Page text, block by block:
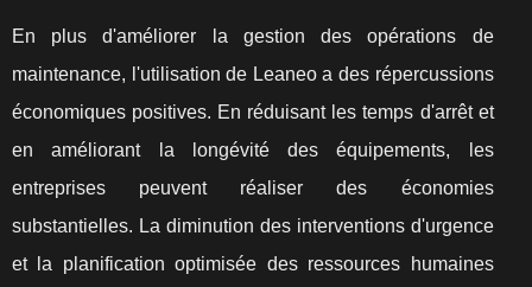
En plus d'améliorer la gestion des opérations de
maintenance, l'utilisation de Leaneo a des répercussions
économiques positives. En réduisant les temps d'arrêt et
en améliorant la longévité des équipements, les
entreprises peuvent réaliser des économies
substantielles. La diminution des interventions d'urgence
et la planification optimisée des ressources humaines